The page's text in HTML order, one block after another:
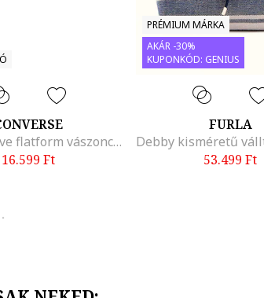
All Star Move flatform vászoncipő, Fehér
16.599 Ft
PRÉMIUM MÁRKA
AKÁR -30%
KUPONKÓD: GENIUS
FURLA
53.499 Ft